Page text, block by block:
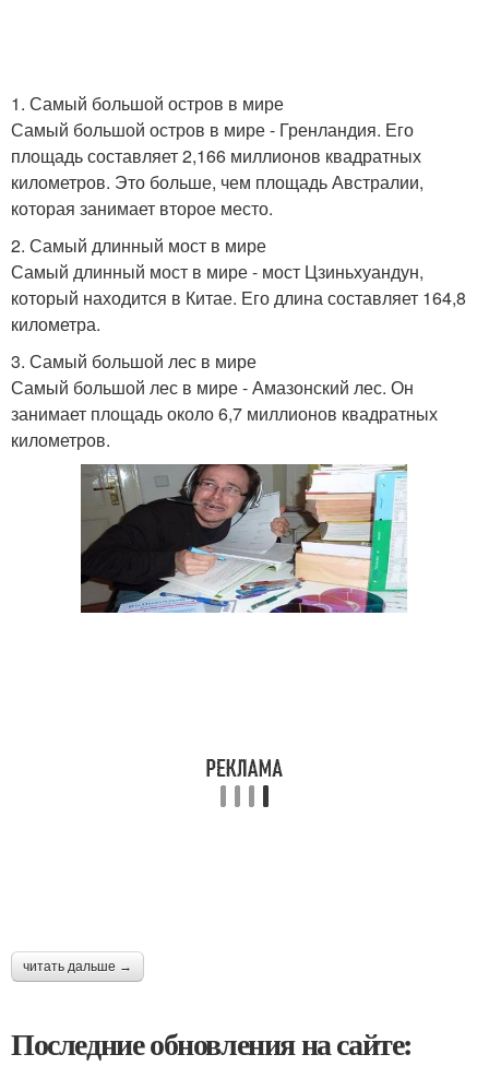
1. Самый большой остров в мире
Самый большой остров в мире - Гренландия. Его
площадь составляет 2,166 миллионов квадратных
километров. Это больше, чем площадь Австралии,
которая занимает второе место.
2. Самый длинный мост в мире
Самый длинный мост в мире - мост Цзиньхуандун,
который находится в Китае. Его длина составляет 164,8
километра.
3. Самый большой лес в мире
Самый большой лес в мире - Амазонский лес. Он
занимает площадь около 6,7 миллионов квадратных
километров.
читать дальше →
Последние обновления на сайте: